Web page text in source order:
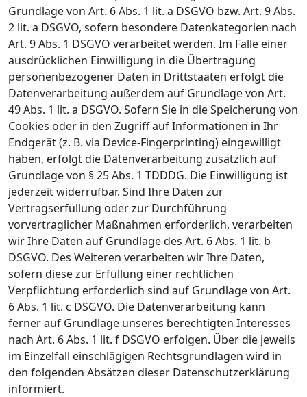
Grundlage von Art. 6 Abs. 1 lit. a DSGVO bzw. Art. 9 Abs.
2 lit. a DSGVO, sofern besondere Datenkategorien nach
Art. 9 Abs. 1 DSGVO verarbeitet werden. Im Falle einer
ausdrücklichen Einwilligung in die Übertragung
personenbezogener Daten in Drittstaaten erfolgt die
Datenverarbeitung außerdem auf Grundlage von Art.
49 Abs. 1 lit. a DSGVO. Sofern Sie in die Speicherung von
Cookies oder in den Zugriff auf Informationen in Ihr
Endgerät (z. B. via Device-Fingerprinting) eingewilligt
haben, erfolgt die Datenverarbeitung zusätzlich auf
Grundlage von § 25 Abs. 1 TDDDG. Die Einwilligung ist
jederzeit widerrufbar. Sind Ihre Daten zur
Vertragserfüllung oder zur Durchführung
vorvertraglicher Maßnahmen erforderlich, verarbeiten
wir Ihre Daten auf Grundlage des Art. 6 Abs. 1 lit. b
DSGVO. Des Weiteren verarbeiten wir Ihre Daten,
sofern diese zur Erfüllung einer rechtlichen
Verpflichtung erforderlich sind auf Grundlage von Art.
6 Abs. 1 lit. c DSGVO. Die Datenverarbeitung kann
ferner auf Grundlage unseres berechtigten Interesses
nach Art. 6 Abs. 1 lit. f DSGVO erfolgen. Über die jeweils
im Einzelfall einschlägigen Rechtsgrundlagen wird in
den folgenden Absätzen dieser Datenschutzerklärung
informiert.